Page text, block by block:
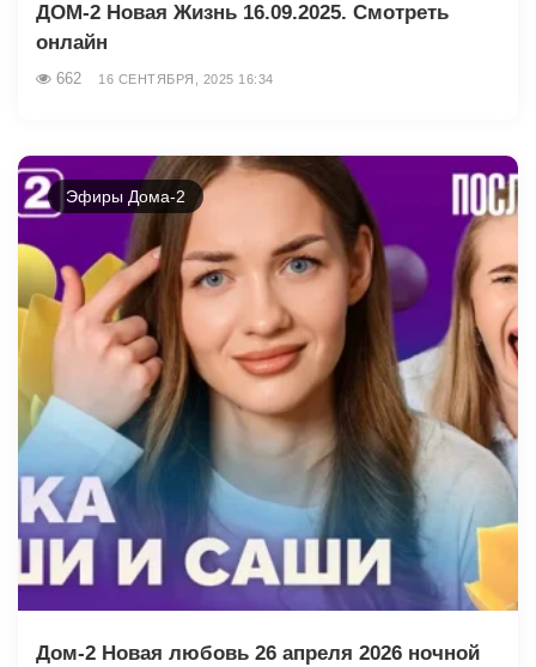
ДОМ-2 Новая Жизнь 16.09.2025. Смотреть
онлайн
662 16 СЕНТЯБРЯ, 2025 16:34
Эфиры Дома-2
Дом-2 Новая любовь 26 апреля 2026 ночной